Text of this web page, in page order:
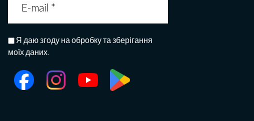
Я даю згоду на обробку та зберігання
моїх даних.